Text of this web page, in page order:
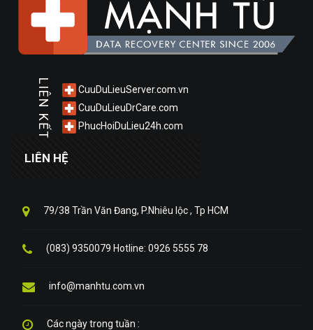
LIÊN KẾT
CuuDuLieuServer.com.vn
CuuDuLieuDrCare.com
PhucHoiDuLieu24h.com
LIÊN HỆ
79/38 Trần Văn Đang, P.Nhiêu lộc , Tp HCM
(083) 9350079 Hotline: 0926 5555 78
info@manhtu.com.vn
Các ngày trong tuần :